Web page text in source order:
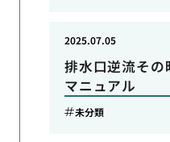
排水口逆流そ
マニュアル
2025.07.05
未分類